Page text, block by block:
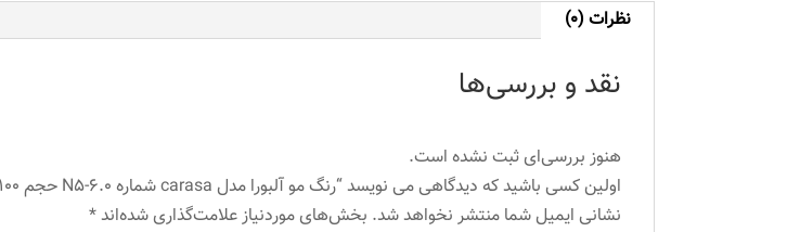
نظرات (0)
نقد و بررسی‌ها
هنوز بررسی‌ای ثبت نشده است.
اولین کسی باشید که دیدگاهی می نویسد “رنگ مو آلبورا مدل carasa شماره N5-6.0 حجم 100 میلی لیتر رنگ بلوند تیره”
نشانی ایمیل شما منتشر نخواهد شد. بخش‌های موردنیاز علامت‌گذاری شده‌اند*